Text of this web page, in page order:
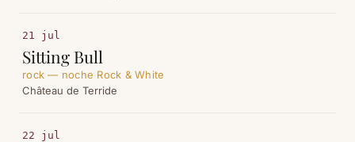
21 jul
Sitting Bull
rock — noche Rock & White
Château de Terride
22 jul